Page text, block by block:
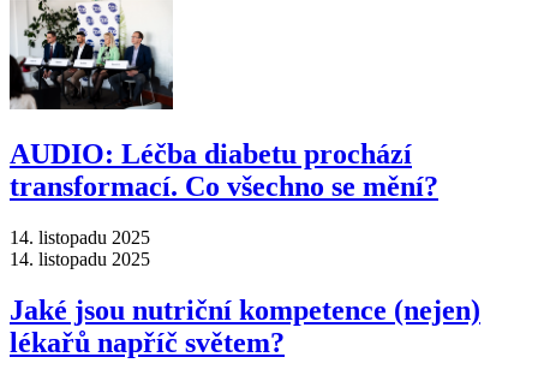
AUDIO: Léčba diabetu prochází
transformací. Co všechno se mění?
14. listopadu 2025
14. listopadu 2025
Jaké jsou nutriční kompetence (nejen)
lékařů napříč světem?